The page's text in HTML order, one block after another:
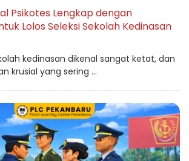
Psikotes Lengkap dengan
Lolos Seleksi Sekolah Kedinasan
kedinasan dikenal sangat ketat, dan
krusial yang sering ...